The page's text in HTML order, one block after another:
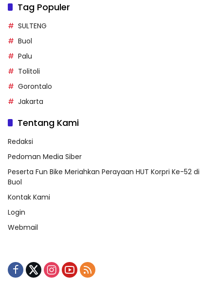
Tag Populer
SULTENG
Buol
Palu
Tolitoli
Gorontalo
Jakarta
Tentang Kami
Redaksi
Pedoman Media Siber
Peserta Fun Bike Meriahkan Perayaan HUT Korpri Ke-52 di
Buol
Kontak Kami
Login
Webmail